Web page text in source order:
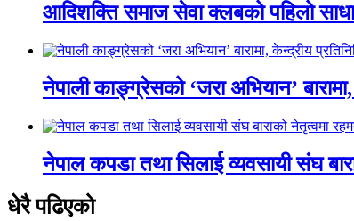
आदिशक्ति समाज सेवा क्लबको पहिलो
नेपाली काङ्ग्रेसको ‘जरा अभियान’
नेपाल कपडा तथा सिलाई व्यवसायी संघ
धेरै पढिएको